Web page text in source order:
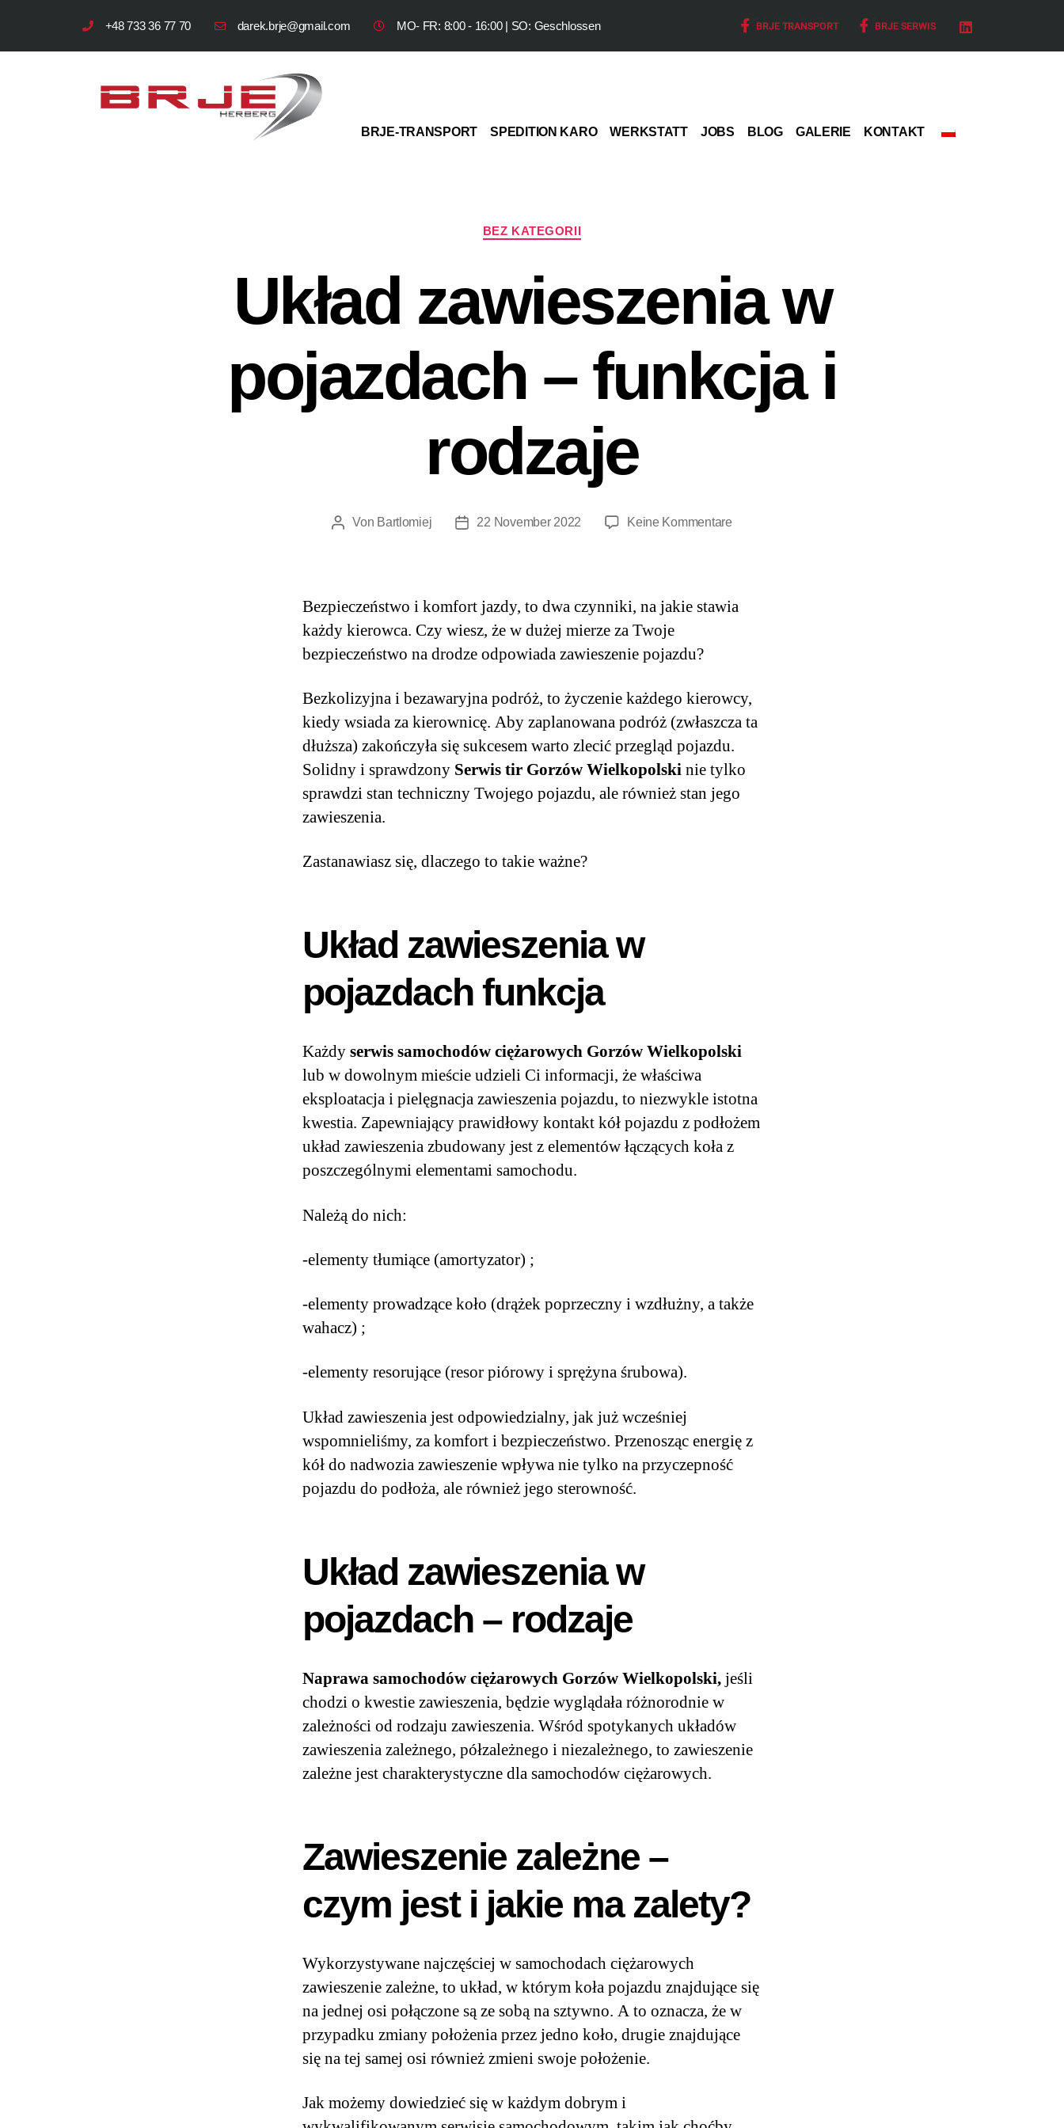
+48 733 36 77 70 darek.brje@gmail.com MO- FR: 8:00 - 16:00 | SO: Geschlossen
BRJE-TRANSPORT SPEDITION KARO WERKSTATT JOBS BLOG GALERIE KONTAKT
BEZ KATEGORII
Układ zawieszenia w
pojazdach – funkcja i
rodzaje
Von Bartlomiej 22 November 2022 Keine Kommentare
Bezpieczeństwo i komfort jazdy, to dwa czynniki, na jakie stawia
każdy kierowca. Czy wiesz, że w dużej mierze za Twoje
bezpieczeństwo na drodze odpowiada zawieszenie pojazdu?
Bezkolizyjna i bezawaryjna podróż, to życzenie każdego kierowcy,
kiedy wsiada za kierownicę. Aby zaplanowana podróż (zwłaszcza ta
dłuższa) zakończyła się sukcesem warto zlecić przegląd pojazdu.
Solidny i sprawdzony Serwis tir Gorzów Wielkopolskinie tylko
sprawdzi stan techniczny Twojego pojazdu, ale również stan jego
zawieszenia.
Zastanawiasz się, dlaczego to takie ważne?
Układ zawieszenia w
pojazdach funkcja
Każdyserwis samochodów ciężarowych Gorzów Wielkopolski
lub w dowolnym mieście udzieli Ci informacji, że właściwa
eksploatacja i pielęgnacja zawieszenia pojazdu, to niezwykle istotna
kwestia. Zapewniający prawidłowy kontakt kół pojazdu z podłożem
układ zawieszenia zbudowany jest z elementów łączących koła z
poszczególnymi elementami samochodu.
Należą do nich:
-elementy tłumiące (amortyzator) ;
-elementy prowadzące koło (drążek poprzeczny i wzdłużny, a także
wahacz) ;
-elementy resorujące (resor piórowy i sprężyna śrubowa).
Układ zawieszenia jest odpowiedzialny, jak już wcześniej
wspomnieliśmy, za komfort i bezpieczeństwo. Przenosząc energię z
kół do nadwozia zawieszenie wpływa nie tylko na przyczepność
pojazdu do podłoża, ale również jego sterowność.
Układ zawieszenia w
pojazdach – rodzaje
Naprawa samochodów ciężarowych Gorzów Wielkopolski,jeśli
chodzi o kwestie zawieszenia, będzie wyglądała różnorodnie w
zależności od rodzaju zawieszenia. Wśród spotykanych układów
zawieszenia zależnego, półzależnego i niezależnego, to zawieszenie
zależne jest charakterystyczne dla samochodów ciężarowych.
Zawieszenie zależne –
czym jest i jakie ma zalety?
Wykorzystywane najczęściej w samochodach ciężarowych
zawieszenie zależne, to układ, w którym koła pojazdu znajdujące się
na jednej osi połączone są ze sobą na sztywno. A to oznacza, że w
przypadku zmiany położenia przez jedno koło, drugie znajdujące
się na tej samej osi również zmieni swoje położenie.
Jak możemy dowiedzieć się w każdym dobrym i